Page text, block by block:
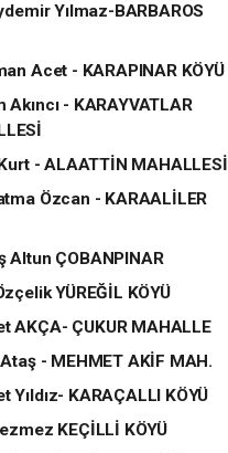
Yılmaz-BARBAROS
Acet - KARAPINAR KÖYÜ
Akıncı - KARAYVATLAR
- ALAATTİN MAHALLESİ
Özcan - KARAALİLER
Altun ÇOBANPINAR
YÜREĞİL KÖYÜ
AKÇA- ÇUKUR MAHALLE
- MEHMET AKİF MAH.
Yıldız- KARAÇALLI KÖYÜ
KEÇİLLİ KÖYÜ